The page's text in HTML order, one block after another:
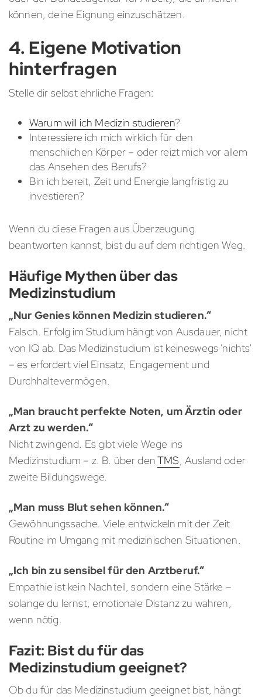
können, deine Eignung einzuschätzen.
4. Eigene Motivation
hinterfragen
Stelle dir selbst ehrliche Fragen:
Warum will ich Medizin studieren?
Interessiere ich mich wirklich für den
menschlichen Körper – oder reizt mich vor allem
das Ansehen des Berufs?
Bin ich bereit, Zeit und Energie langfristig zu
investieren?
Wenn du diese Fragen aus Überzeugung
beantworten kannst, bist du auf dem richtigen Weg.
Häufige Mythen über das
Medizinstudium
„Nur Genies können Medizin studieren.“
Falsch. Erfolg im Studium hängt von Ausdauer, nicht
von IQ ab. Das Medizinstudium ist keineswegs 'nichts'
– es erfordert viel Einsatz, Engagement und
Durchhaltevermögen.
„Man braucht perfekte Noten, um Ärztin oder
Arzt zu werden.“
Nicht zwingend. Es gibt viele Wege ins
Medizinstudium – z. B. über denTMS, Ausland oder
zweite Bildungswege.
„Man muss Blut sehen können.“
Gewöhnungssache. Viele entwickeln mit der Zeit
Routine im Umgang mit medizinischen Situationen.
„Ich bin zu sensibel für den Arztberuf.“
Empathie ist kein Nachteil, sondern eine Stärke –
solange du lernst, emotionale Distanz zu wahren,
wenn nötig.
Fazit: Bist du für das
Medizinstudium geeignet?
Ob du für das Medizinstudium geeignet bist, hängt